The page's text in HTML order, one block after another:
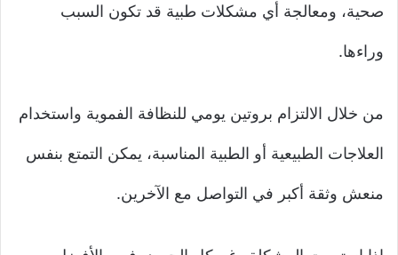
صحية، ومعالجة أي مشكلات طبية قد تكون السبب
وراءها.
من خلال الالتزام بروتين يومي للنظافة الفموية واستخدام
العلاجات الطبيعية أو الطبية المناسبة، يمكن التمتع بنفس
منعش وثقة أكبر في التواصل مع الآخرين.